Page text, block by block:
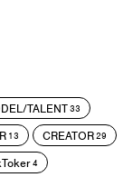
TALENT33
13 CREATOR29
4